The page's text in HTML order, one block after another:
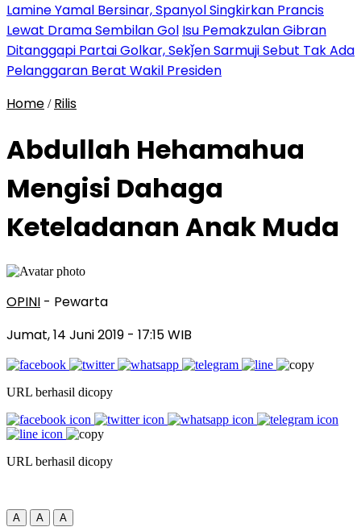
Lamine Yamal Bersinar, Spanyol Singkirkan Prancis
Lewat Drama Sembilan Gol Isu Pemakzulan Gibran
Ditanggapi Partai Golkar, Sekǰen Sarmuji Sebut Tak Ada
Pelanggaran Berat Wakil Presiden
Home / Rilis
Abdullah Hehamahua
Mengisi Dahaga
Keteladanan Anak Muda
OPINI - Pewarta
Jumat, 14 Juni 2019 - 17:15 WIB
URL berhasil dicopy
URL berhasil dicopy
A A A